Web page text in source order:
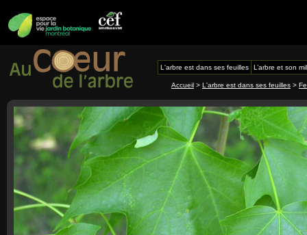
L'arbre est dans ses feuilles L’arbre et son
Accueil > L'arbre est dans ses feuilles >